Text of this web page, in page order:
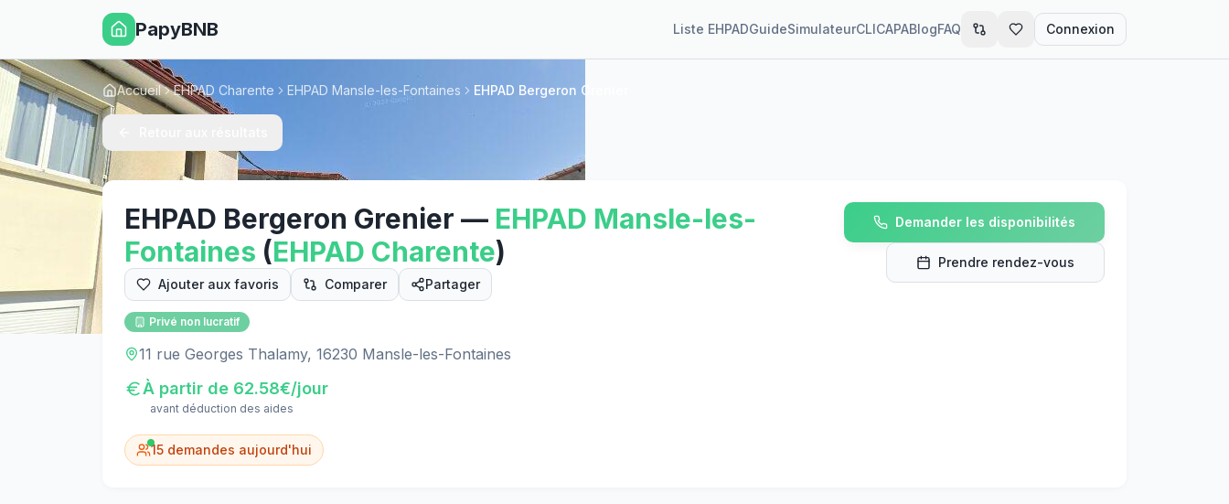
PapyBNB Liste EHPADGuideSimulateurCLICAPABlogFAQ Connexion
Accueil EHPAD Charente EHPAD Mansle-les-Fontaines EHPAD Bergeron Grenier
EHPAD Bergeron Grenier — EHPAD Mansle-les-
Fontaines (EHPAD Charente)
Ajouter aux favoris Comparer Partager
Privé non lucratif
11 rue Georges Thalamy, 16230 Mansle-les-Fontaines
À partir de 62.58€/jour
avant déduction des aides
15 demandes aujourd'hui
Demander les disponibilités
Prendre rendez-vous